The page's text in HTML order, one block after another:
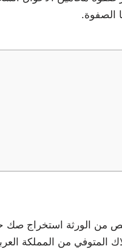
الصفوة.
شخص من الورثة استخراج صك
من المملكة